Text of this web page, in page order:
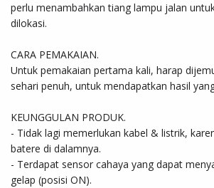
perlu menambahkan tiang lampu jalan
dilokasi.
CARA PEMAKAIAN.
Untuk pemakaian pertama kali, harap
sehari penuh, untuk mendapatkan hasil
KEUNGGULAN PRODUK.
- Tidak lagi memerlukan kabel & listrik,
batere di dalamnya.
- Terdapat sensor cahaya yang dapat
gelap (posisi ON).